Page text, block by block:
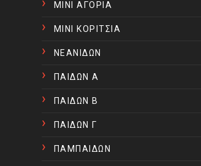
ΜΙΝΙ ΑΓΟΡΙΑ
ΜΙΝΙ ΚΟΡΙΤΣΙΑ
ΝΕΑΝΙΔΩΝ
ΠΑΙΔΩΝ Α
ΠΑΙΔΩΝ Β
ΠΑΙΔΩΝ Γ
ΠΑΜΠΑΙΔΩΝ